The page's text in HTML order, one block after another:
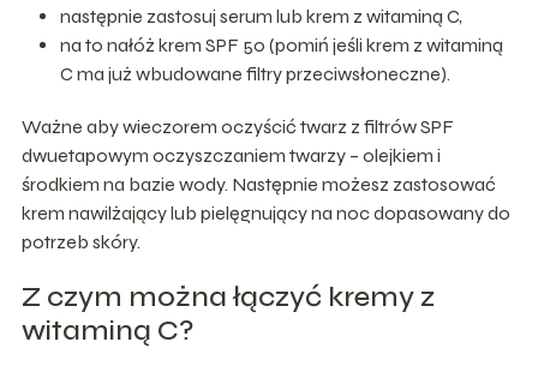
następnie zastosuj serum lub krem z witaminą C,
na to nałóż krem SPF 50 (pomiń jeśli krem z witaminą
C ma już wbudowane filtry przeciwsłoneczne).
Ważne aby wieczorem oczyścić twarz z filtrów SPF
dwuetapowym oczyszczaniem twarzy – olejkiem i
środkiem na bazie wody. Następnie możesz zastosować
krem nawilżający lub pielęgnujący na noc dopasowany do
potrzeb skóry.
Z czym można łączyć kremy z
witaminą C?